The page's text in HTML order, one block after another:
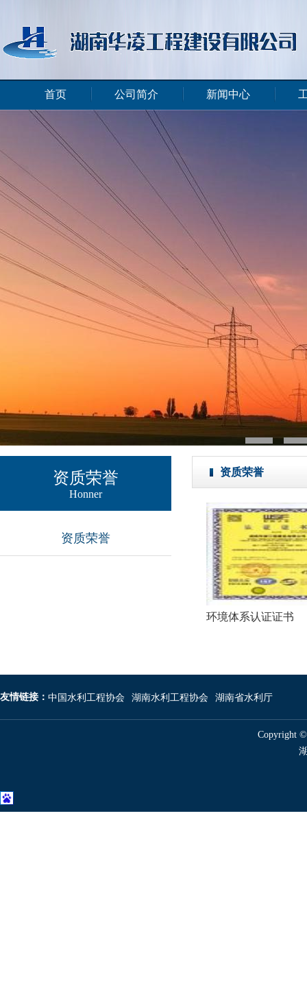
首页 公司简介 新闻中心
资质荣誉
Honner
资质荣誉
资质荣誉
环境体系认证证书
友情链接： 中国水利工程协会 湖南水利工程协会 湖南省水利厅
Copyright ©